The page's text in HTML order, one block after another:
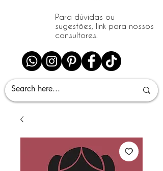
Para dúvidas ou
sugestões, link para nossos
consultores.